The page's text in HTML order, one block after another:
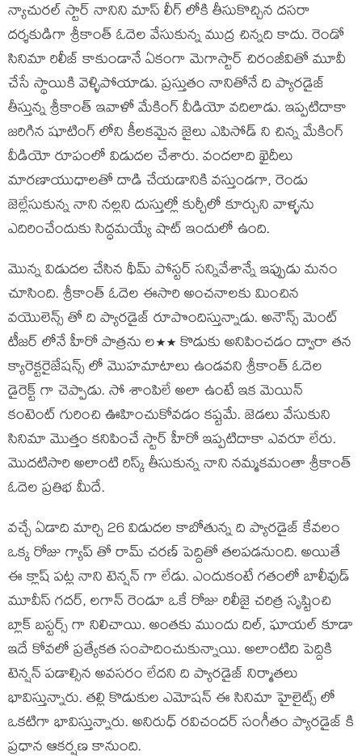
న్యాచురల్ స్టార్ నానిని మాస్ లీగ్ లోకి తీసుకొచ్చిన దసరా
దర్శకుడిగా శ్రీకాంత్ ఓదెల వేసుకున్న ముద్ర చిన్నది కాదు. రెండో
సినిమా రిలీజ్ కాకుండానే ఏకంగా మెగాస్టార్ చిరంజీవితో మూవీ
చేసే స్థాయికి వెళ్ళిపోయాడు. ప్రస్తుతం నానితోనే ది ప్యారడైజ్
తీస్తున్న శ్రీకాంత్ ఇవాళో మేకింగ్ వీడియో వదిలాడు. ఇప్పటిదాకా
జరిగిన షూటింగ్ లోని కీలకమైన జైలు ఎపిసోడ్ ని చిన్న మేకింగ్
వీడియో రూపంలో విడుదల చేశారు. వందలాది ఖైదీలు
మారణాయుధాలతో దాడి చేయడానికి వస్తుండగా, రెండు
జెల్లేసుకున్న నాని నల్లని దుస్తుల్లో కుర్చీలో కూర్చుని వాళ్ళను
ఎదిరించేందుకు సిద్ధమయ్యే షాట్ ఇందులో ఉంది.
మొన్న విడుదల చేసిన థీమ్ పోస్టర్ సన్నివేశాన్నే ఇప్పుడు మనం
చూసింది. శ్రీకాంత్ ఓదెల ఈసారి అంచనాలకు మించిన
వయొలెన్స్ తో ది ప్యారడైజ్ రూపొందిస్తున్నాడు. అనౌన్స్ మెంట్
టీజర్ లోనే హీరో పాత్రను ల** కొడుకు అనిపించడం ద్వారా తన
క్యారెక్టరైజేషన్స్ లో మొహమాటాలు ఉండవని శ్రీకాంత్ ఓదెల
డైరెక్ట్ గా చెప్పాడు. సో శాంపిలే అలా ఉంటే ఇక మెయిన్
కంటెంట్ గురించి ఊహించుకోవడం కష్టమే. జెడలు వేసుకుని
సినిమా మొత్తం కనిపించే స్టార్ హీరో ఇప్పటిదాకా ఎవరూ లేరు.
మొదటిసారి అలాంటి రిస్క్ తీసుకున్న నాని నమ్మకమంతా శ్రీకాంత్
ఓదెల ప్రతిభ మీదే.
వచ్చే ఏడాది మార్చి 26 విడుదల కాబోతున్న ది ప్యారడైజ్ కేవలం
ఒక్క రోజు గ్యాప్ తో రామ్ చరణ్ పెద్దితో తలపడనుంది. అయితే
ఈ క్లాష్ పట్ల నాని టెన్షన్ గా లేడు. ఎందుకంటే గతంలో బాలీవుడ్
మూవీస్ గదర్, లగాన్ రెండూ ఒకే రోజు రిలీజై చరిత్ర సృష్టించి
బ్లాక్ బస్టర్స్ గా నిలిచాయి. అంతకు ముందు దిల్, ఘాయల్ కూడా
ఇదే కోవలో ప్రత్యేకత సంపాదించుకున్నాయి. అలాంటిది పెద్దికి
టెన్షన్ పడాల్సిన అవసరం లేదని ది ప్యారడైజ్ నిర్మాతలు
భావిస్తున్నారు. తల్లి కొడుకుల ఎమోషన్ ఈ సినిమా హైలైట్స్ లో
ఒకటిగా భావిస్తున్నారు. అనిరుధ్ రవిచందర్ సంగీతం ప్యారడైజ్ కి
ప్రధాన ఆకర్షణ కానుంది.